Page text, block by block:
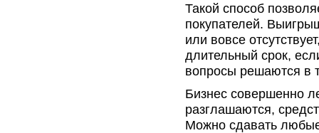
Такой способ
покупателей.
или вовсе
длительный срок,
вопросы решаются в
Бизнес совершенно
разглашаются,
Можно сдавать